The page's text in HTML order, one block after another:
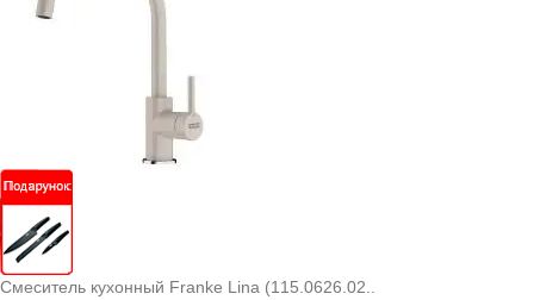
Смеситель кухонный Franke Lina (115.0626.02..